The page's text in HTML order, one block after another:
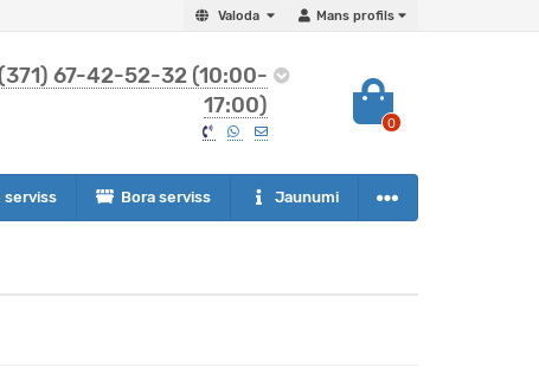
Mans profils
Valoda
67-42-52-32 (10:00-
17:00)
0
serviss Bora serviss Jaunumi